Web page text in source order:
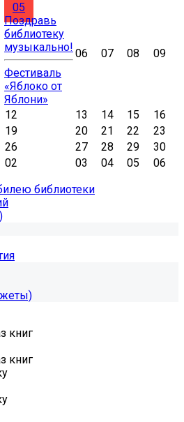
05
Поздравь
библиотеку
музыкально!
Фестиваль
«Яблоко от
Яблони»
06 07 08 09
12 13 14 15
16
19 20 21 22
23
26 27 28 29
30
02 03 04 05
06
библиотеки
книг
книг